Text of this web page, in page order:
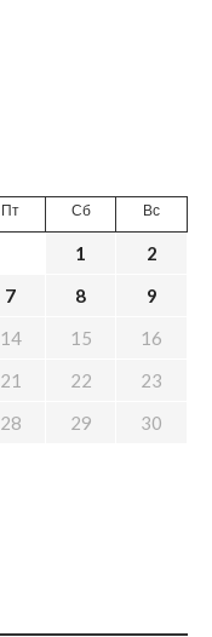
Пт Сб Вс
1
2
7 8
9
14 15
16
21 22
23
28 29
30